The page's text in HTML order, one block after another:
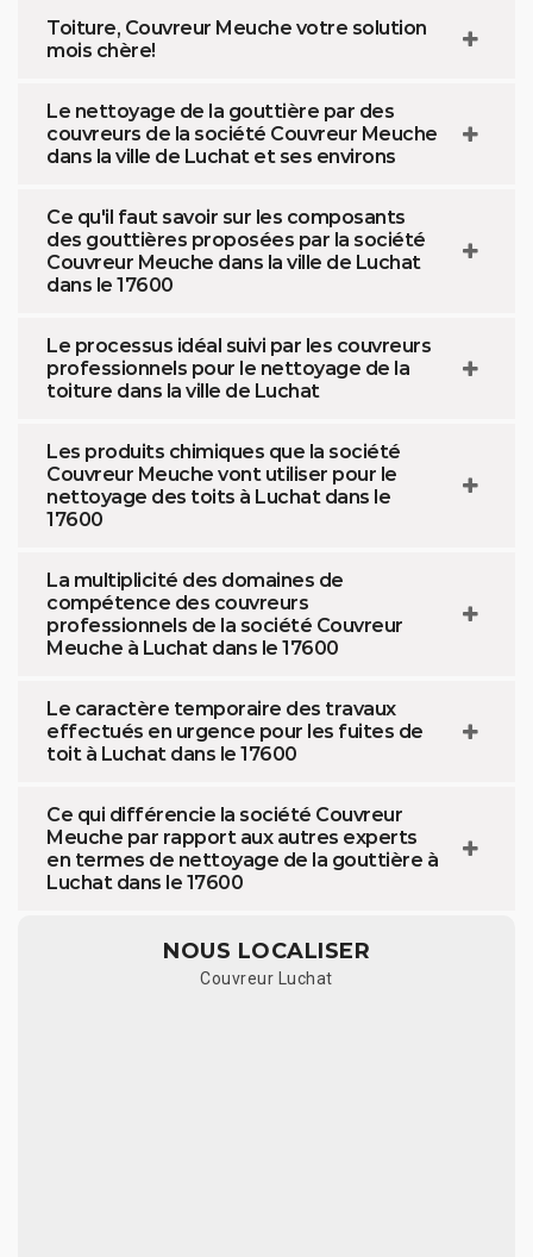
Toiture, Couvreur Meuche votre solution
mois chère!
Le nettoyage de la gouttière par des
couvreurs de la société Couvreur Meuche
dans la ville de Luchat et ses environs
Ce qu'il faut savoir sur les composants
des gouttières proposées par la société
Couvreur Meuche dans la ville de Luchat
dans le 17600
Le processus idéal suivi par les couvreurs
professionnels pour le nettoyage de la
toiture dans la ville de Luchat
Les produits chimiques que la société
Couvreur Meuche vont utiliser pour le
nettoyage des toits à Luchat dans le
17600
La multiplicité des domaines de
compétence des couvreurs
professionnels de la société Couvreur
Meuche à Luchat dans le 17600
Le caractère temporaire des travaux
effectués en urgence pour les fuites de
toit à Luchat dans le 17600
Ce qui différencie la société Couvreur
Meuche par rapport aux autres experts
en termes de nettoyage de la gouttière à
Luchat dans le 17600
NOUS LOCALISER
Couvreur Luchat